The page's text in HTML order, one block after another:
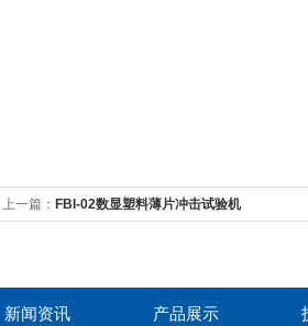
上一篇： FBI-02数显塑料薄片冲击试验机
新闻资讯 产品展示